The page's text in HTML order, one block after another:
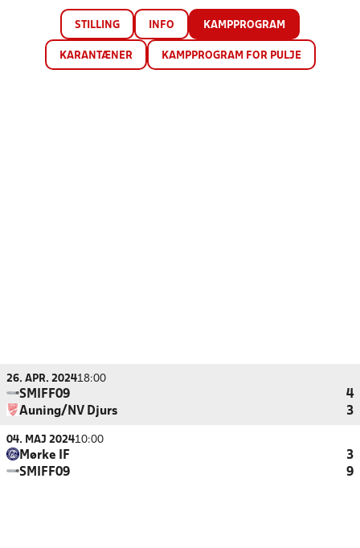
STILLING INFO KAMPPROGRAM
KARANTÆNER KAMPPROGRAM FOR PULJE
26. APR. 202418:00
SMIFF09
4
Auning/NV Djurs
3
04. MAJ 202410:00
Mørke IF
3
SMIFF09
9